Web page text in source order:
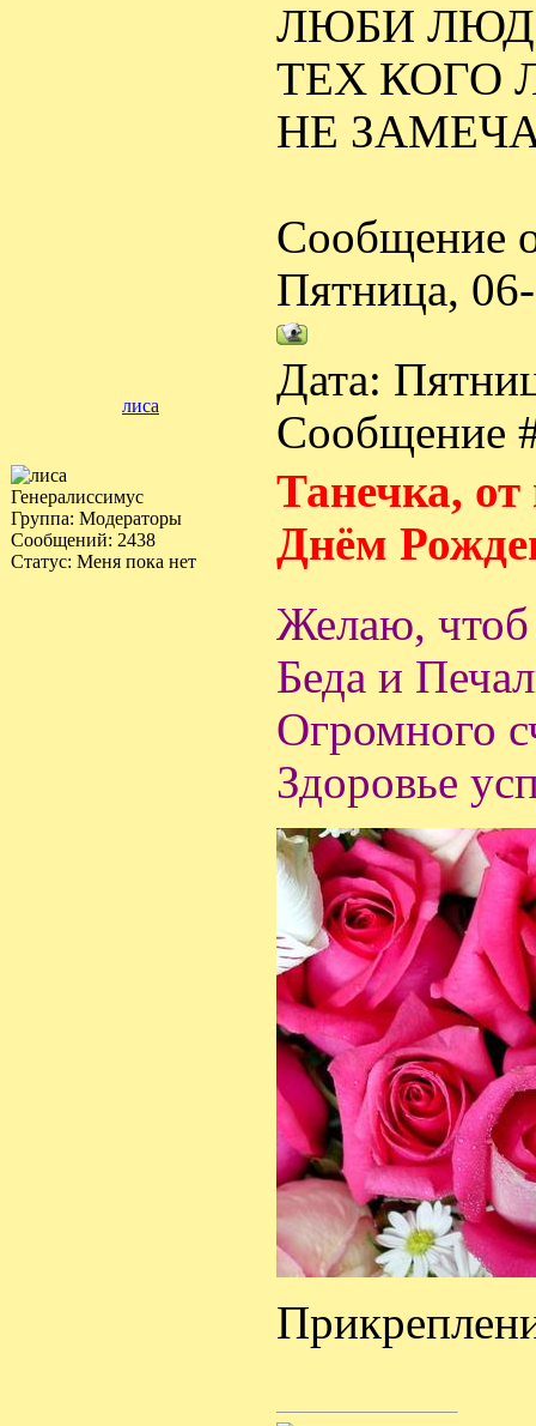
ЛЮБИ
ТЕХ КОГО
НЕ
Сообщение
Пятница,
лиса
Дата:
Сообщение
Генералиссимус
Группа: Модераторы
Сообщений: 2438
Статус: Меня пока нет
Танечка,
Днём
Желаю, чтоб
Беда и
Огромного
Здоровье